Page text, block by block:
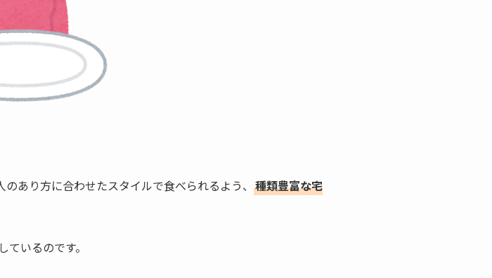
あり方に合わせたスタイルで食べられるよう、 種類豊富な宅
ているのです。